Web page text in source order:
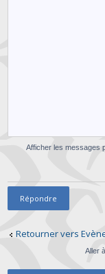
Afficher les messages
Répondre
Retourner vers
Aller